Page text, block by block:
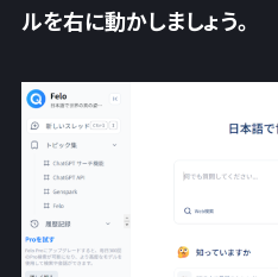
ルを右に動かしましょう。